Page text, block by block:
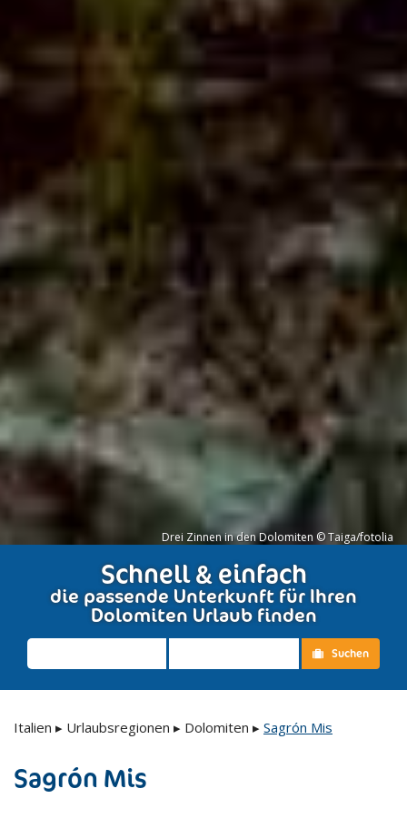
Drei Zinnen in den Dolomiten © Taiga/fotolia
Schnell & einfach
die passende Unterkunft für Ihren
Dolomiten Urlaub finden
Suchen
Italien ▸ Urlaubsregionen ▸ Dolomiten ▸ Sagrón Mis
Sagrón Mis